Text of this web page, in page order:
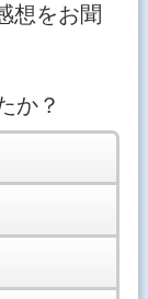
想をお聞
か？